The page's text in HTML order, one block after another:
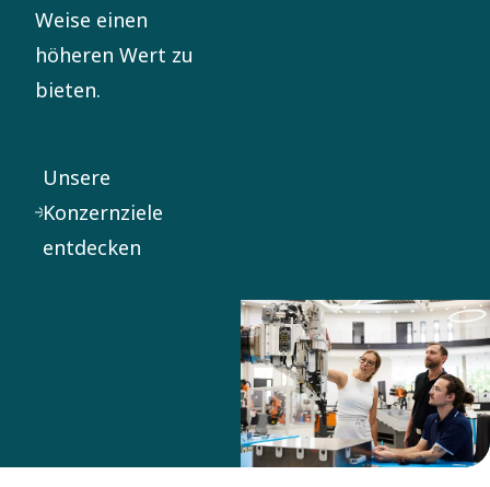
Weise einen
höheren Wert zu
bieten.
Unsere
Konzernziele
entdecken